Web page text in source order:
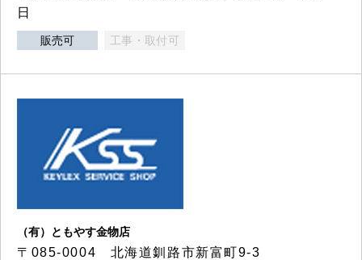
日
販売可 工事・取付可
（有）ともやす金物店
〒085-0004 北海道釧路市新富町9-3